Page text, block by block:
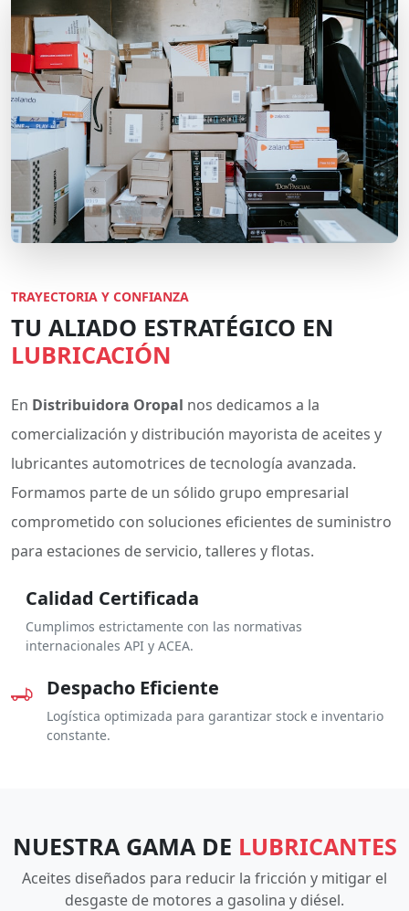
TRAYECTORIA Y CONFIANZA
TU ALIADO ESTRATÉGICO EN
LUBRICACIÓN
En Distribuidora Oropal nos dedicamos a la
comercialización y distribución mayorista de aceites y
lubricantes automotrices de tecnología avanzada.
Formamos parte de un sólido grupo empresarial
comprometido con soluciones eficientes de suministro
para estaciones de servicio, talleres y flotas.
Calidad Certificada
Cumplimos estrictamente con las normativas
internacionales API y ACEA.
Despacho Eficiente
Logística optimizada para garantizar stock e inventario
constante.
NUESTRA GAMA DE LUBRICANTES
Aceites diseñados para reducir la fricción y mitigar el
desgaste de motores a gasolina y diésel.